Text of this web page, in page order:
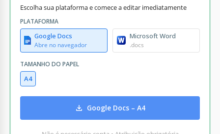
Escolha sua plataforma e comece a editar imediatamente
PLATAFORMA
Google Docs
Abre no navegador
Microsoft Word
.docs
TAMANHO DO PAPEL
A4
Google Docs – A4